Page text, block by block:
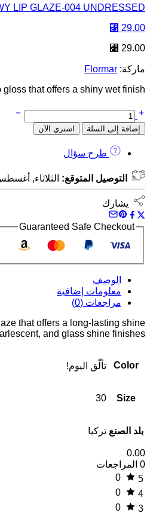
LIP GLAZE-004 UNDRESSED
⃁ 29.00
⃁ 29.00
ماركة: Flormar
gloss that offers a shiny wet finish
إضافة إلى السلة اشتري الآن
طرح سؤال
التوصيل المتوقع: الثلاثاء, أغسطس 11 – السبت,
يشارك
Guaranteed Safe Checkout
الوصف
معلومات إضافية
مراجعات (0)
that offers a long-lasting shine
and glass shine finishes!
Color تألّق اليوم!
Size
30
بلد الصنع تركيا
0.00
0 المراجعات
5
0
4
0
3
0